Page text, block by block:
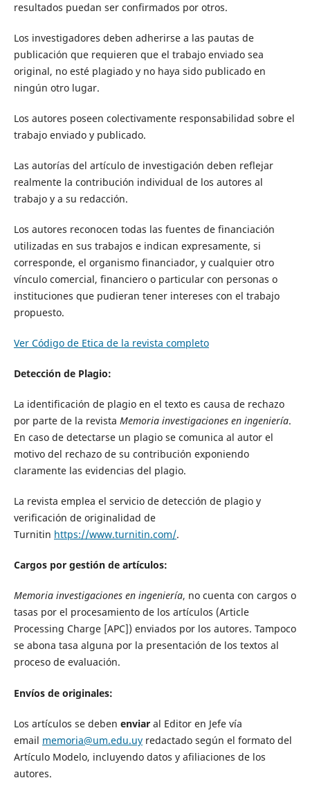
resultados puedan ser confirmados por otros.
Los investigadores deben adherirse a las pautas de
publicación que requieren que el trabajo enviado sea
original, no esté plagiado y no haya sido publicado en
ningún otro lugar.
Los autores poseen colectivamente responsabilidad sobre el
trabajo enviado y publicado.
Las autorías del artículo de investigación deben reflejar
realmente la contribución individual de los autores al
trabajo y a su redacción.
Los autores reconocen todas las fuentes de financiación
utilizadas en sus trabajos e indican expresamente, si
corresponde, el organismo financiador, y cualquier otro
vínculo comercial, financiero o particular con personas o
instituciones que pudieran tener intereses con el trabajo
propuesto.
Ver Código de Etica de la revista completo
Detección de Plagio:
La identificación de plagio en el texto es causa de rechazo
por parte de la revista Memoria investigaciones en ingeniería.
En caso de detectarse un plagio se comunica al autor el
motivo del rechazo de su contribución exponiendo
claramente las evidencias del plagio.
La revista emplea el servicio de detección de plagio y
verificación de originalidad de
Turnitin https://www.turnitin.com/.
Cargos por gestión de artículos:
Memoria investigaciones en ingeniería, no cuenta con cargos o
tasas por el procesamiento de los artículos (Article
Processing Charge [APC]) enviados por los autores. Tampoco
se abona tasa alguna por la presentación de los textos al
proceso de evaluación.
Envíos de originales:
Los artículos se deben enviaral Editor en Jefe vía
email memoria@um.edu.uyredactado según el formato del
Artículo Modelo, incluyendo datos y afiliaciones de los
autores.